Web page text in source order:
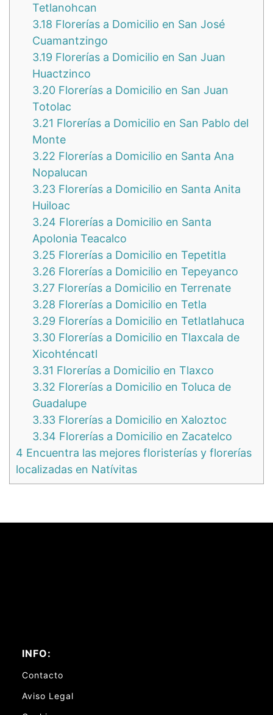
Tetlanohcan
3.18 Florerías a Domicilio en San José
Cuamantzingo
3.19 Florerías a Domicilio en San Juan
Huactzinco
3.20 Florerías a Domicilio en San Juan
Totolac
3.21 Florerías a Domicilio en San Pablo del
Monte
3.22 Florerías a Domicilio en Santa Ana
Nopalucan
3.23 Florerías a Domicilio en Santa Anita
Huiloac
3.24 Florerías a Domicilio en Santa
Apolonia Teacalco
3.25 Florerías a Domicilio en Tepetitla
3.26 Florerías a Domicilio en Tepeyanco
3.27 Florerías a Domicilio en Terrenate
3.28 Florerías a Domicilio en Tetla
3.29 Florerías a Domicilio en Tetlatlahuca
3.30 Florerías a Domicilio en Tlaxcala de
Xicohténcatl
3.31 Florerías a Domicilio en Tlaxco
3.32 Florerías a Domicilio en Toluca de
Guadalupe
3.33 Florerías a Domicilio en Xaloztoc
3.34 Florerías a Domicilio en Zacatelco
4 Encuentra las mejores floristerías y florerías
localizadas en Natívitas
INFO:
Contacto
Aviso Legal